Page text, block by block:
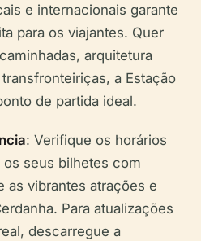
e internacionais garante
para os viajantes. Quer
arquitetura
a Estação
de partida ideal.
: Verifique os horários
seus bilhetes com
as vibrantes atrações e
Para atualizações
descarregue a